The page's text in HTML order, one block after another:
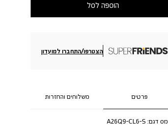
הוספה לסל
הצטרפו/התחברו למועדון
פרטים משלוחים והחזרות
מס דגם:A26Q9-CL6-S